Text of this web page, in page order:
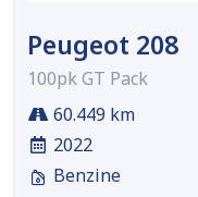
Peugeot 208
100pk GT Pack
60.449 km
2022
Benzine